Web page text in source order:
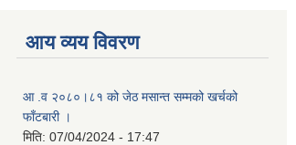
आय व्यय विवरण
आ .व २०८०।८१ को जेठ मसान्त सम्मको खर्चको
फाँटबारी ।
मिति: 07/04/2024 - 17:47